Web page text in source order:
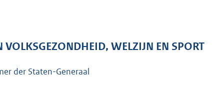
r
o
VOLKSGEZONDHEID, WELZIJN EN SPORT
der Staten-Generaal